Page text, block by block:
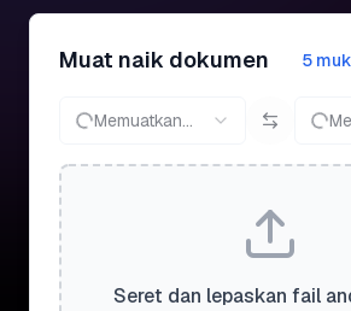
Muat naik dokumen 5
Memuatkan...
Seret dan lepaskan fail